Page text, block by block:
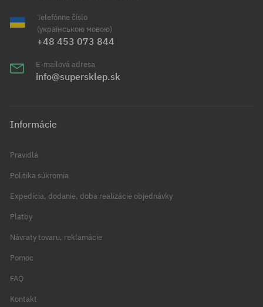
Telefónne číslo
(українською мовою)
+48 453 073 844
E-mailová adresa
info@supersklep.sk
Informácie
Pravidlá
Politika súkromia
Expedícia, dodanie, doba realizácie objednávky
Platby
Návraty tovaru, reklamácie
Pomoc
FAQ
Kontakt